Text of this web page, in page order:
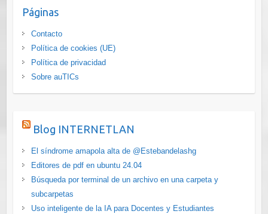
Páginas
Contacto
Política de cookies (UE)
Política de privacidad
Sobre auTICs
Blog INTERNETLAN
El síndrome amapola alta de @Estebandelashg
Editores de pdf en ubuntu 24.04
Búsqueda por terminal de un archivo en una carpeta y
subcarpetas
Uso inteligente de la IA para Docentes y Estudiantes